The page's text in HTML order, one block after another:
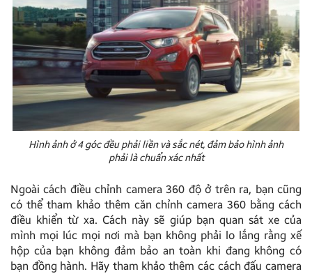
Hình ảnh ở 4 góc đều phải liền và sắc nét, đảm bảo hình ảnh
phải là chuẩn xác nhất
Ngoài cách điều chỉnh camera 360 độ ở trên ra, bạn cũng
có thể tham khảo thêm căn chỉnh camera 360 bằng cách
điều khiển từ xa. Cách này sẽ giúp bạn quan sát xe của
mình mọi lúc mọi nơi mà bạn không phải lo lắng rằng xế
hộp của bạn không đảm bảo an toàn khi đang không có
bạn đồng hành. Hãy tham khảo thêm các cách đấu camera